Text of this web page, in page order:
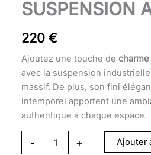
SUSPENSION
220 €
Ajoutez une touche de
avec la suspension
massif. De plus, son fini
intemporel apportent une
authentique à chaque espace.
-
de
Amy
+ Ajouter